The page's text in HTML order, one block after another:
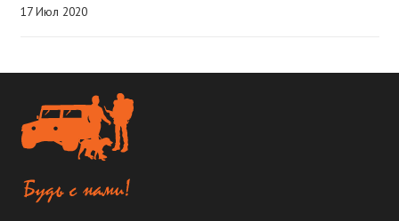
17 Июл 2020